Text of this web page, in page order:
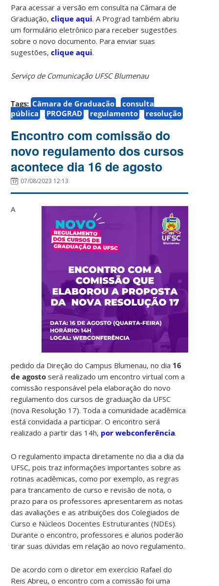
Para acessar a versão em consulta na Câmara de
Graduação,clique aqui. A Prograd também abriu
um formulário eletrônico para receber sugestões
sobre o novo documento. Para enviar suas
sugestões,clique aqui.
Serviço de Comunicação UFSC Blumenau
Tags: Câmara de Graduação
consulta
pública
PROGRAD regulamento resolução
Encontro com comissão do
novo regulamento dos cursos
acontece dia 16 de agosto
07/08/2023 12:13
A
pedido da Direção do Campus Blumenau, no dia 16
de agosto será realizado um encontro virtual com a
comissão responsável pela elaboração do novo
regulamento dos cursos de graduação da UFSC
(nova Resolução 17). Toda a comunidade acadêmica
está convidada a participar. O encontro será
realizado a partir das 14h, por webconferência.
O regulamento impacta diretamente no dia a dia da
UFSC, pois traz informações importantes sobre as
rotinas acadêmicas, como por exemplo, as regras
para trancamento de curso e revisão de nota, o
prazo para os professores apresentarem as notas
das avaliações e as atribuições dos Colegiados de
Curso e Núcleos Docentes Estruturantes (NDEs).
Durante o encontro, professores e alunos poderão
tirar suas dúvidas em relação ao novo regulamento.
De acordo com o diretor em exercício Rafael do
Reis Abreu, o encontro com a comissão foi uma